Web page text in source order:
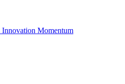
Momentum